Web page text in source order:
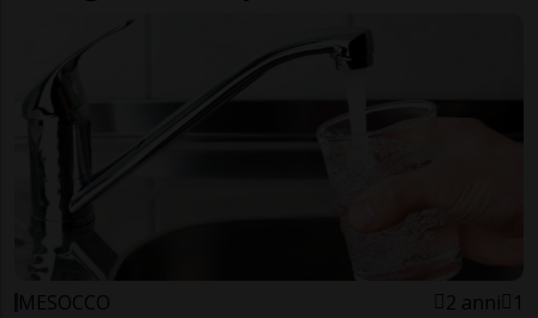
MESOCCO 2 anni 1